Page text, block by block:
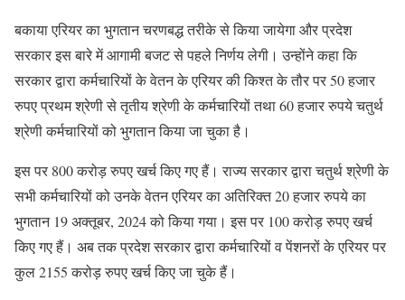
बकाया एरियर का भुगतान चरणबद्ध तरीके से किया जायेगा और प्रदेश
सरकार इस बारे में आगामी बजट से पहले निर्णय लेगी। उन्होंने कहा कि
सरकार द्वारा कर्मचारियों के वेतन के एरियर की किश्त के तौर पर 50 हजार
रुपए प्रथम श्रेणी से तृतीय श्रेणी के कर्मचारियों तथा 60 हजार रुपये चतुर्थ
श्रेणी कर्मचारियों को भुगतान किया जा चुका है।
इस पर 800 करोड़ रुपए खर्च किए गए हैं। राज्य सरकार द्वारा चतुर्थ श्रेणी के
सभी कर्मचारियों को उनके वेतन एरियर का अतिरिक्त 20 हजार रुपये का
भुगतान 19 अक्तूबर, 2024 को किया गया। इस पर 100 करोड़ रुपए खर्च
किए गए हैं। अब तक प्रदेश सरकार द्वारा कर्मचारियों व पेंशनरों के एरियर पर
कुल 2155 करोड़ रुपए खर्च किए जा चुके हैं।